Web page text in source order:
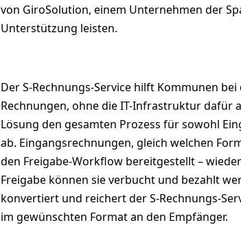
von GiroSolution, einem Unternehmen der
Unterstützung leisten.
Der S-Rechnungs-Service hilft Kommunen
Rechnungen, ohne die IT-Infrastruktur dafür
Lösung den gesamten Prozess für sowohl
ab. Eingangsrechnungen, gleich welchen
den Freigabe-Workflow bereitgestellt –
Freigabe können sie verbucht und bezahlt
konvertiert und reichert der S-Rechnungs-
im gewünschten Format an den Empfänger.